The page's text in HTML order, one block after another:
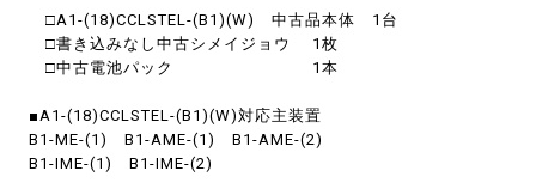
□A1-(18)CCLSTEL-(B1)(W) 中古品本体 1台
□書き込みなし中古シメイジョウ 1枚
□中古電池パック 1本
■A1-(18)CCLSTEL-(B1)(W)対応主装置
B1-ME-(1) B1-AME-(1) B1-AME-(2)
B1-IME-(1) B1-IME-(2)